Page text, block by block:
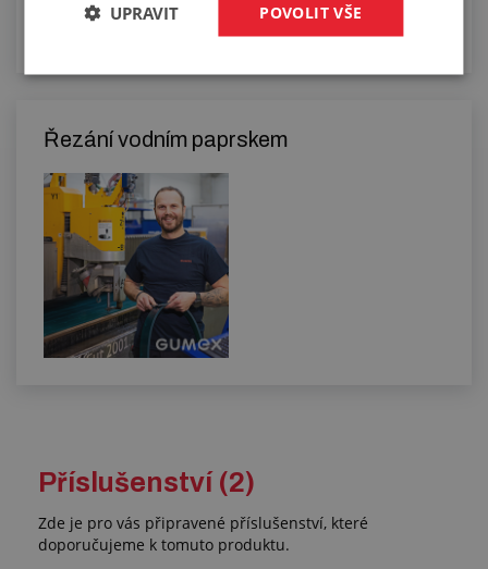
Řezání vodním paprskem
Příslušenství (2)
Zde je pro vás připravené příslušenství, které
doporučujeme k tomuto produktu.
POVOLIT VŠE
UPRAVIT